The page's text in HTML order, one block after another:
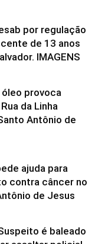
por regulação
de 13 anos
IMAGENS
provoca
da Linha
Antônio de
ajuda para
contra câncer no
de Jesus
é baleado